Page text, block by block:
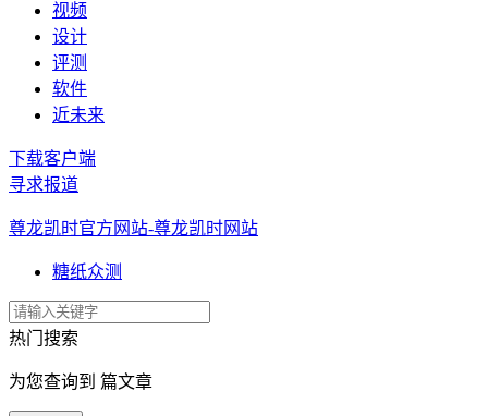
视频
设计
评测
软件
近未来
下载客户端
寻求报道
尊龙凯时官方网站-尊龙凯时网站
糖纸众测
热门搜索
为您查询到 篇文章